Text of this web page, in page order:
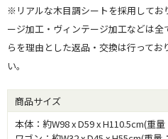
※リアルな木目調シートを採用してお
ージ加工・ヴィンテージ加工などは
らを理由とした返品・交換は行って
い。
商品サイズ
本体：約W98 x D59 x H110.5cm(重